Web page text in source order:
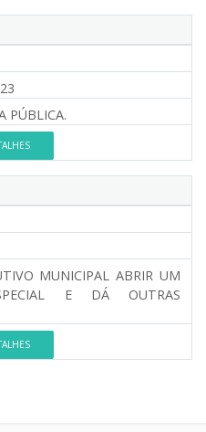
PÚBLICA.
MUNICIPAL ABRIR UM
E DÁ OUTRAS